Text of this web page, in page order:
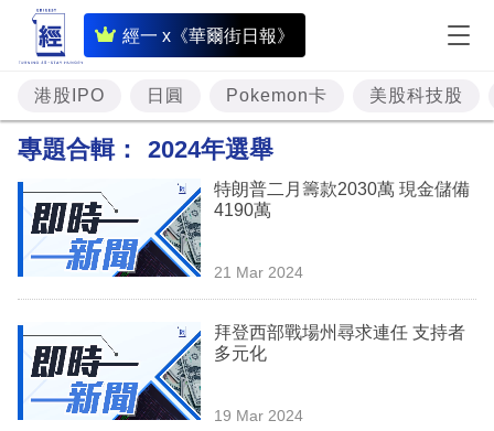
經一 x《華爾街日報》
即
時
財
經
投
資
理
港股IPO 日圓 Pokemon卡 美股科技股
專題合輯： 2024年選舉
特朗普二月籌款2030萬 現金儲備
4190萬
21 Mar 2024
拜登西部戰場州尋求連任 支持者
多元化
19 Mar 2024